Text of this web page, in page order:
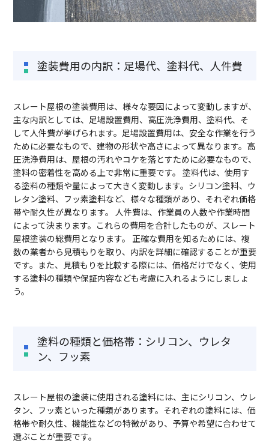
塗装費用の内訳：足場代、塗料代、人件費
スレート屋根の塗装費用は、様々な要因によって変動しますが、
主な内訳としては、足場設置費用、高圧洗浄費用、塗料代、そ
して人件費が挙げられます。足場設置費用は、安全な作業を行う
ために必要なもので、建物の形状や高さによって異なります。高
圧洗浄費用は、屋根の汚れやコケを落とすために必要なもので、
塗料の密着性を高める上で非常に重要です。 塗料代は、使用す
る塗料の種類や量によって大きく変動します。シリコン塗料、ウ
レタン塗料、フッ素塗料など、様々な種類があり、それぞれ価格
帯や耐久性が異なります。 人件費は、作業員の人数や作業時間
によって決まります。これらの費用を合計したものが、スレート
屋根塗装の総費用となります。 正確な費用を知るためには、複
数の業者から見積もりを取り、内訳を詳細に確認することが重要
です。また、見積もりを比較する際には、価格だけでなく、使用
する塗料の種類や保証内容なども考慮に入れるようにしましょ
う。
塗料の種類と価格帯：シリコン、ウレタ
ン、フッ素
スレート屋根の塗装に使用される塗料には、主にシリコン、ウレ
タン、フッ素といった種類があります。それぞれの塗料には、価
格帯や耐久性、機能性などの特徴があり、予算や希望に合わせて
選ぶことが重要です。